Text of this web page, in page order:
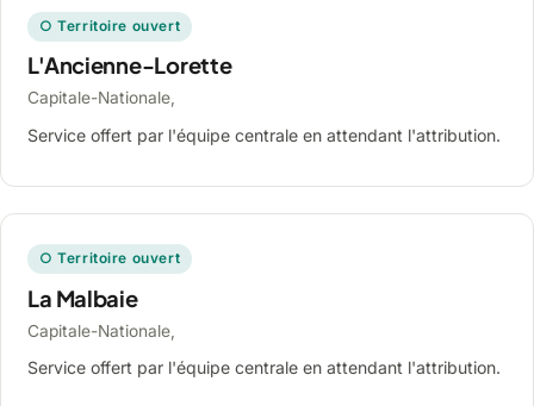
○ Territoire ouvert
L'Ancienne-Lorette
Capitale-Nationale,
Service offert par l'équipe centrale en attendant l'attribution.
○ Territoire ouvert
La Malbaie
Capitale-Nationale,
Service offert par l'équipe centrale en attendant l'attribution.